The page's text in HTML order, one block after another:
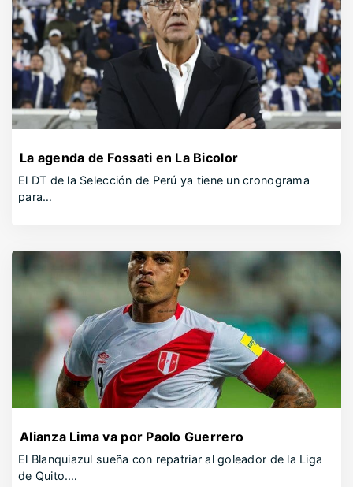
La agenda de Fossati en La Bicolor
El DT de la Selección de Perú ya tiene un cronograma
para…
Alianza Lima va por Paolo Guerrero
El Blanquiazul sueña con repatriar al goleador de la Liga
de Quito.…